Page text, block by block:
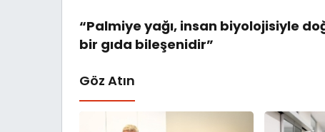
“Palmiye yağı, insan biyolojisiyle
bir gıda bileşenidir”
Göz Atın